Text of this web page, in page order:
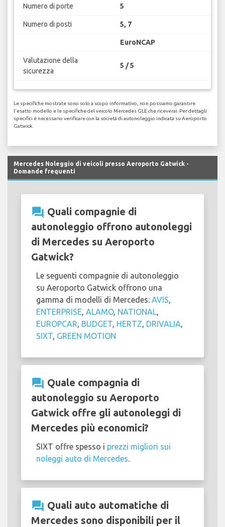
Numero di porte 5
Numero di posti 5, 7
EuroNCAP
Valutazione della
sicurezza
5 / 5
Le specifiche mostrate sono solo a scopo informativo, non possiamo garantire
l'esatto modello e le specifiche del veicolo Mercedes GLE che riceverai. Per dettagli
specifici è necessario verificare con la società di autonoleggio indicata su Aeroporto
Gatwick.
Mercedes Noleggio di veicoli presso Aeroporto Gatwick -
Domande frequenti
question_answer Quali compagnie di
autonoleggio offrono autonoleggi
di Mercedes su Aeroporto
Gatwick?
Le seguenti compagnie di autonoleggio
su Aeroporto Gatwick offrono una
gamma di modelli di Mercedes: AVIS,
ENTERPRISE, ALAMO, NATIONAL,
EUROPCAR, BUDGET, HERTZ, DRIVALIA,
SIXT, GREEN MOTION
question_answer Quale compagnia di
autonoleggio su Aeroporto
Gatwick offre gli autonoleggi di
Mercedes più economici?
SIXT offre spesso i prezzi migliori sui
noleggi auto di Mercedes.
question_answer Quali auto automatiche di
Mercedes sono disponibili per il